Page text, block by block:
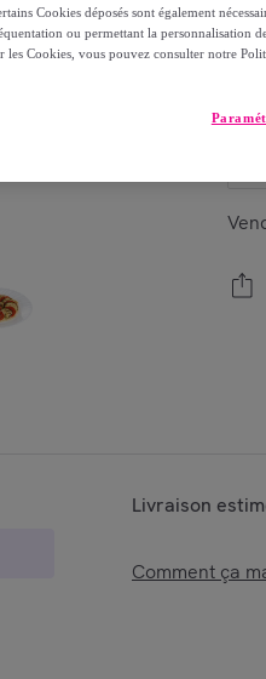
Livraison
Comment ça
Cookies déposés sont également
ou permettant la personnalisation
les Cookies, vous pouvez consulter notre